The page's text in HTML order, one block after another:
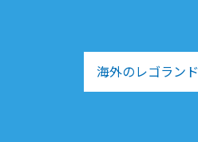
海外のレゴランド